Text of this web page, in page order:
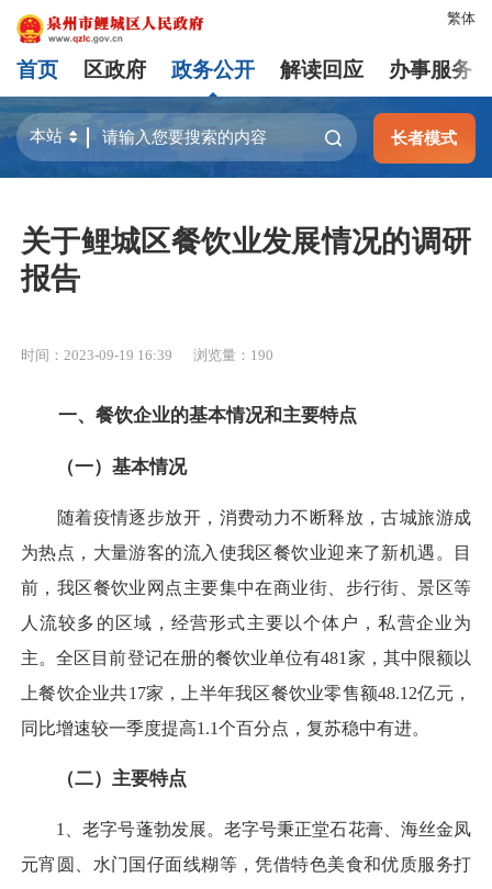
繁体
首页 区政府 政务公开 解读回应 办事服务
长者模式
关于鲤城区餐饮业发展情况的调研
报告
时间：2023-09-19 16:39 浏览量： 190
一、餐饮企业的基本情况和主要特点
（一）基本情况
随着疫情逐步放开，消费动力不断释放，古城旅游成
为热点，大量游客的流入使我区餐饮业迎来了新机遇。目
前，我区餐饮业网点主要集中在商业街、步行街、景区等
人流较多的区域，经营形式主要以个体户，私营企业为
主。全区目前登记在册的餐饮业单位有481家，其中限额以
上餐饮企业共17家，上半年我区餐饮业零售额48.12亿元，
同比增速较一季度提高1.1个百分点，复苏稳中有进。
（二）主要特点
1、老字号蓬勃发展。老字号秉正堂石花膏、海丝金凤
元宵圆、水门国仔面线糊等，凭借特色美食和优质服务打